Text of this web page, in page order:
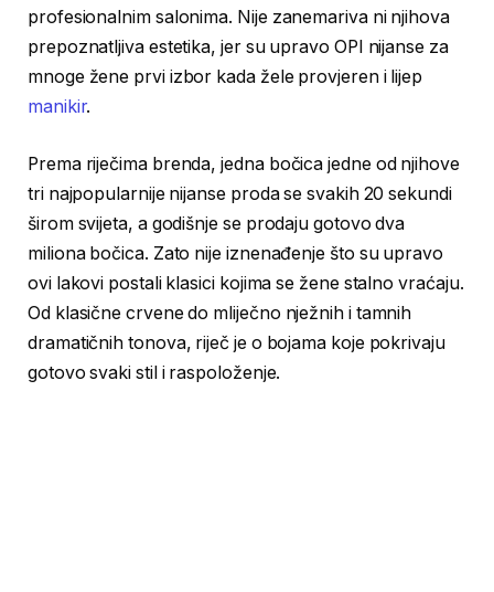
profesionalnim salonima. Nije zanemariva ni njihova
prepoznatljiva estetika, jer su upravo OPI nijanse za
mnoge žene prvi izbor kada žele provjeren i lijep
manikir.
Prema riječima brenda, jedna bočica jedne od njihove
tri najpopularnije nijanse proda se svakih 20 sekundi
širom svijeta, a godišnje se prodaju gotovo dva
miliona bočica. Zato nije iznenađenje što su upravo
ovi lakovi postali klasici kojima se žene stalno vraćaju.
Od klasične crvene do mliječno nježnih i tamnih
dramatičnih tonova, riječ je o bojama koje pokrivaju
gotovo svaki stil i raspoloženje.